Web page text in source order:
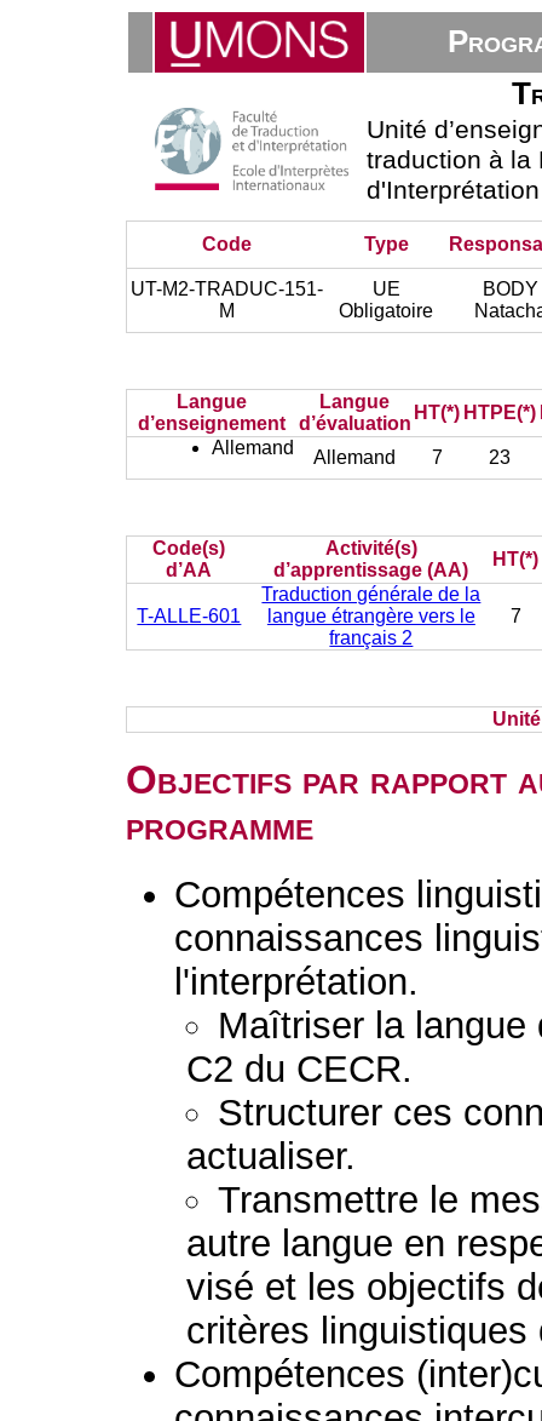
Unité
traduction à la
Code Type
UT-M2-TRADUC-151-
M
UE
Obligatoire
BODY
Langue
d’enseignement
Langue
d’évaluation
HT(*) HTPE(*)
Allemand
Allemand 7 23
Code(s)
d’AA
Activité(s)
d’apprentissage (AA)
HT(*)
T-ALLE-601
Traduction générale de la
langue étrangère vers le
français 2
7
Objectifs par rapport
programme
Compétences
connaissances
l'interprétation.
Maîtriser la langue
C2 du CECR.
Structurer ces
actualiser.
Transmettre le
autre langue en
visé et les objectifs
critères
Compétences